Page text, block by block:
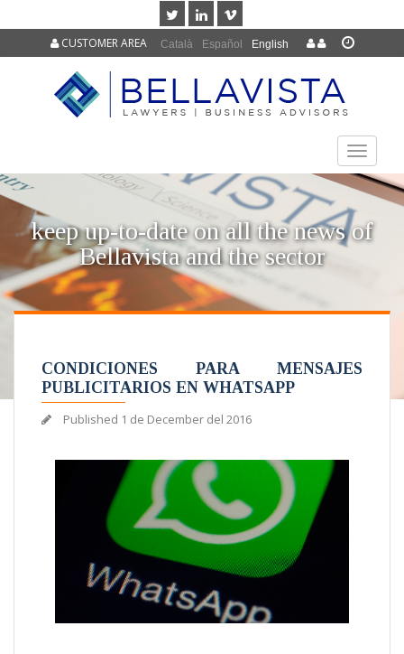
Català Español English
CUSTOMER AREA
TOGGLE
keep up-to-date on all the news of
Bellavista and the sector
CONDICIONES PARA MENSAJES
PUBLICITARIOS EN WHATSAPP
Published 1 de December del 2016